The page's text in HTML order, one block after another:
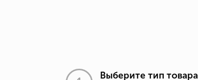
Выберите тип товара